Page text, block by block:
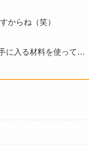
からね（笑）
に入る材料を使って…